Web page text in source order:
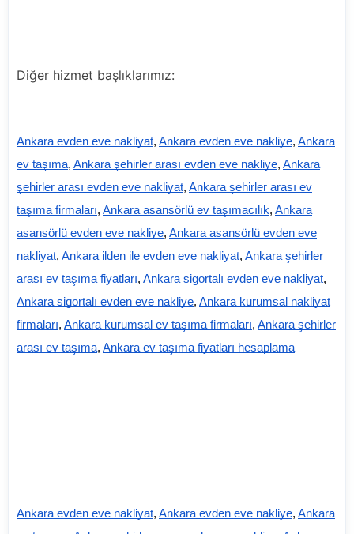
Diğer hizmet başlıklarımız:
Ankara evden eve nakliyat, Ankara evden eve nakliye, Ankara
ev taşıma, Ankara şehirler arası evden eve nakliye, Ankara
şehirler arası evden eve nakliyat, Ankara şehirler arası ev
taşıma firmaları, Ankara asansörlü ev taşımacılık, Ankara
asansörlü evden eve nakliye, Ankara asansörlü evden eve
nakliyat, Ankara ilden ile evden eve nakliyat, Ankara şehirler
arası ev taşıma fiyatları, Ankara sigortalı evden eve nakliyat,
Ankara sigortalı evden eve nakliye, Ankara kurumsal nakliyat
firmaları, Ankara kurumsal ev taşıma firmaları, Ankara şehirler
arası ev taşıma, Ankara ev taşıma fiyatları hesaplama
Ankara evden eve nakliyat, Ankara evden eve nakliye, Ankara